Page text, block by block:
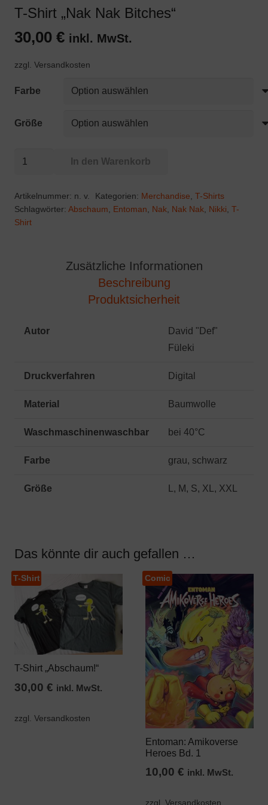
T-Shirt „Nak Nak Bitches“
30,00 € inkl. MwSt.
zzgl. Versandkosten
Farbe
Größe
Nak
Bitches"
In den Warenkorb
Artikelnummer: n. v. Kategorien: Merchandise, T-Shirts
Schlagwörter: Abschaum, Entoman, Nak, Nak Nak, Nikki, T-
Shirt
Zusätzliche Informationen
Beschreibung
Produktsicherheit
Autor
David "Def"
Füleki
Druckverfahren Digital
Material Baumwolle
Waschmaschinenwaschbar bei 40°C
Farbe grau, schwarz
Größe L, M, S, XL, XXL
Das könnte dir auch gefallen …
T-Shirt
T-Shirt „Abschaum!“
30,00 € inkl. MwSt.
zzgl. Versandkosten
Dieses
Produkt
weist
mehrere
Varianten
auf.
Die
können
Comic
Entoman: Amikoverse
Heroes Bd. 1
10,00€ inkl. MwSt.
zzgl. Versandkosten